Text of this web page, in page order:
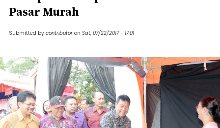
Pasar Murah
Submitted by contributor on Sat, 07/22/2017 - 17:01